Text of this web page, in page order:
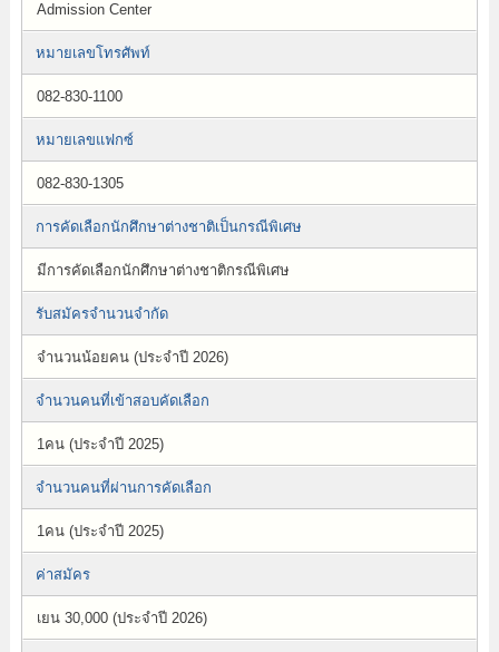
Admission Center
หมายเลขโทรศัพท์
082-830-1100
หมายเลขแฟกซ์
082-830-1305
การคัดเลือกนักศึกษาต่างชาติเป็นกรณีพิเศษ
มีการคัดเลือกนักศึกษาต่างชาติกรณีพิเศษ
รับสมัครจำนวนจำกัด
จำนวนน้อยคน (ประจำปี 2026)
จำนวนคนที่เข้าสอบคัดเลือก
1คน (ประจำปี 2025)
จำนวนคนที่ผ่านการคัดเลือก
1คน (ประจำปี 2025)
ค่าสมัคร
เยน 30,000 (ประจำปี 2026)